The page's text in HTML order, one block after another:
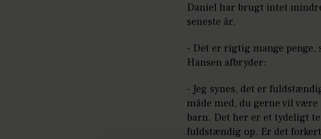
Daniel har brugt intet
seneste år.
- Det er rigtig mange penge,
Hansen afbryder:
- Jeg synes, det er
måde med, du gerne vil
barn. Det her er et tydeligt
fuldstændig op. Er det